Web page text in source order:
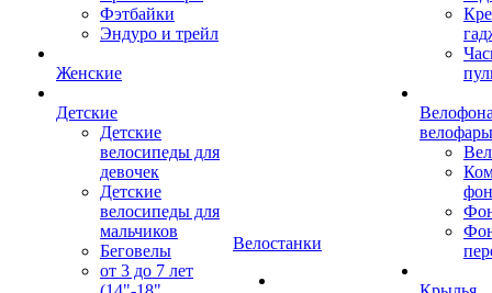
Фэтбайки
Эндуро и трейл
Женские
Детские
Детские
велосипеды для
девочек
Детские
велосипеды для
мальчиков
Беговелы
от 3 до 7 лет
Велостанки
велофары